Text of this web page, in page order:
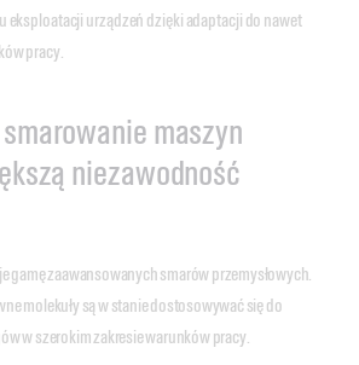
eksploatacji urządzeń dzięki adaptacji do nawet
pracy.
maszyn
niezawodność
gamę zaawansowanych smarów przemysłowych.
molekuły są w stanie dostosowywać się do
w szerokim zakresie warunków pracy.